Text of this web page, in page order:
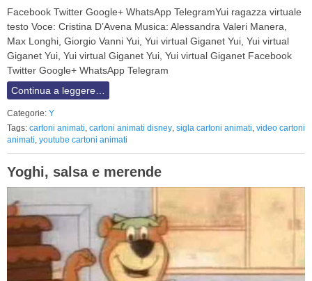
Facebook Twitter Google+ WhatsApp TelegramYui ragazza virtuale
testo Voce: Cristina D’Avena Musica: Alessandra Valeri Manera,
Max Longhi, Giorgio Vanni Yui, Yui virtual Giganet Yui, Yui virtual
Giganet Yui, Yui virtual Giganet Yui, Yui virtual Giganet Facebook
Twitter Google+ WhatsApp Telegram
Continua a leggere…
Categorie: Y
Tags: cartoni animati cartoni animati disney sigla cartoni animati video cartoni
animati youtube cartoni animati
Yoghi, salsa e merende